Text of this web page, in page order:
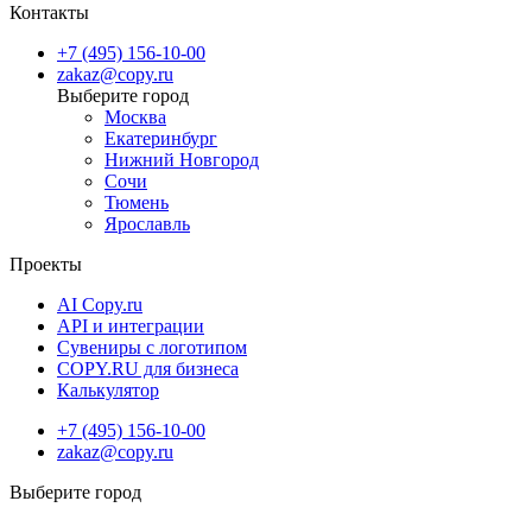
Контакты
+7 (495) 156-10-00
zakaz@copy.ru
Москва
Екатеринбург
Нижний Новгород
Сочи
Тюмень
Ярославль
Проекты
AI Copy.ru
API и интеграции
Сувениры с логотипом
COPY.RU для бизнеса
Калькулятор
+7 (495) 156-10-00
zakaz@copy.ru